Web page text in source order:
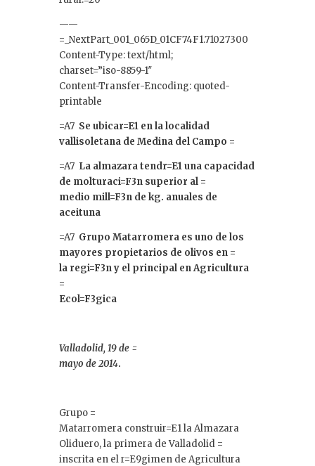
——
=_NextPart_001_065D_01CF74F1.71027300
Content-Type: text/html;
charset=”iso-8859-1″
Content-Transfer-Encoding: quoted-
printable
=A7 Se ubicar=E1 en la localidad
vallisoletana de Medina del Campo =
=A7 La almazara tendr=E1 una capacidad
de molturaci=F3n superior al =
medio mill=F3n de kg. anuales de
aceituna
=A7 Grupo Matarromera es uno de los
mayores propietarios de olivos en =
la regi=F3n y el principal en Agricultura
=
Ecol=F3gica
Valladolid, 19 de =
mayo de 2014.
Grupo =
Matarromera construir=E1 la Almazara
Oliduero, la primera de Valladolid =
inscrita en el r=E9gimen de Agricultura